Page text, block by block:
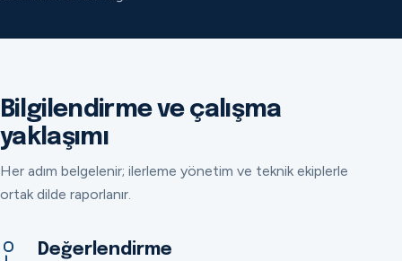
Bilgilendirme ve çalışma
yaklaşımı
Her adım belgelenir; ilerleme yönetim ve teknik ekiplerle
ortak dilde raporlanır.
Değerlendirme